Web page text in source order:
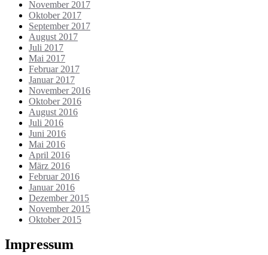
November 2017
Oktober 2017
September 2017
August 2017
Juli 2017
Mai 2017
Februar 2017
Januar 2017
November 2016
Oktober 2016
August 2016
Juli 2016
Juni 2016
Mai 2016
April 2016
März 2016
Februar 2016
Januar 2016
Dezember 2015
November 2015
Oktober 2015
Impressum